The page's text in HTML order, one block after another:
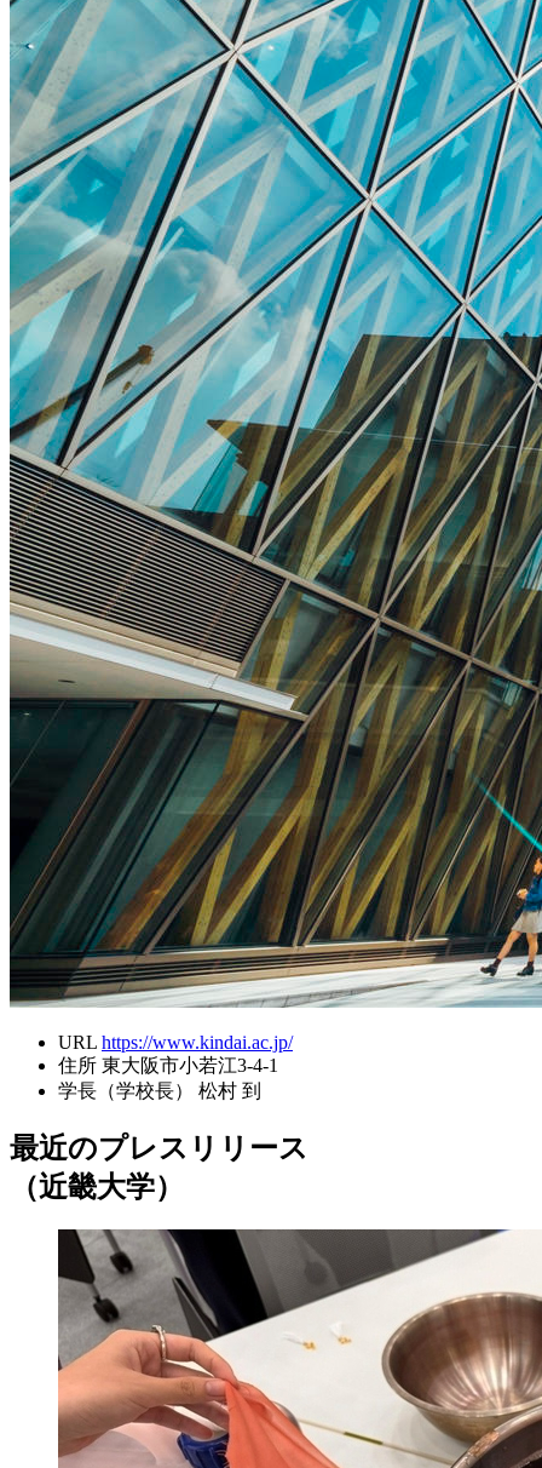
URL https://www.kindai.ac.jp/
住所 東大阪市小若江3-4-1
学長（学校長）
松村 到
最近のプレスリリース
（近畿大学）